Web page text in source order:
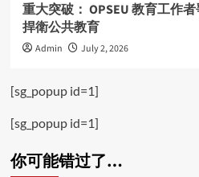
重大突破： OPSEU 教育工作
捍衛公共教育
Admin July 2, 2026
[sg_popup id=1]
[sg_popup id=1]
你可能错过了…